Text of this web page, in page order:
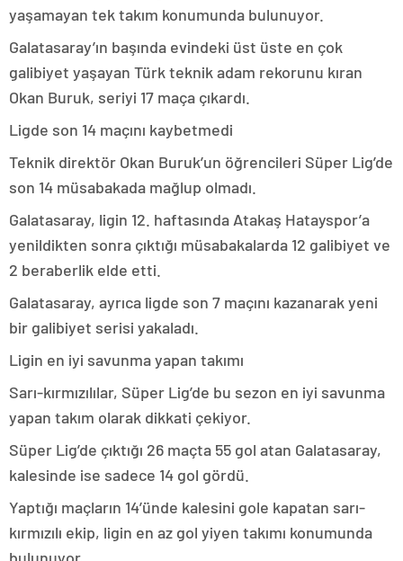
yaşamayan tek takım konumunda bulunuyor.
Galatasaray’ın başında evindeki üst üste en çok
galibiyet yaşayan Türk teknik adam rekorunu kıran
Okan Buruk, seriyi 17 maça çıkardı.
Ligde son 14 maçını kaybetmedi
Teknik direktör Okan Buruk’un öğrencileri Süper Lig’de
son 14 müsabakada mağlup olmadı.
Galatasaray, ligin 12. haftasında Atakaş Hatayspor’a
yenildikten sonra çıktığı müsabakalarda 12 galibiyet ve
2 beraberlik elde etti.
Galatasaray, ayrıca ligde son 7 maçını kazanarak yeni
bir galibiyet serisi yakaladı.
Ligin en iyi savunma yapan takımı
Sarı-kırmızılılar, Süper Lig’de bu sezon en iyi savunma
yapan takım olarak dikkati çekiyor.
Süper Lig’de çıktığı 26 maçta 55 gol atan Galatasaray,
kalesinde ise sadece 14 gol gördü.
Yaptığı maçların 14’ünde kalesini gole kapatan sarı-
kırmızılı ekip, ligin en az gol yiyen takımı konumunda